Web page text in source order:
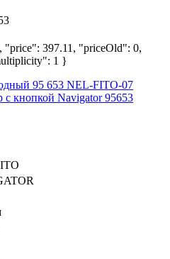
397.11, "priceOld": 0,
1 }